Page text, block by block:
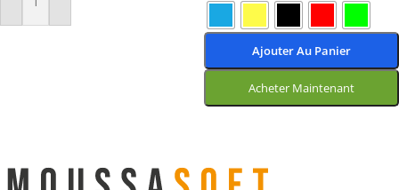
Ajouter Au Panier
Ajouter Au Panier
Acheter Maintenant